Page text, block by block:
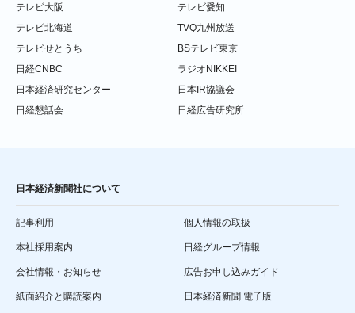
テレビ大阪
テレビ愛知
テレビ北海道
TVQ九州放送
テレビせとうち
BSテレビ東京
日経CNBC
ラジオNIKKEI
日本経済研究センター
日本IR協議会
日経懇話会
日経広告研究所
日本経済新聞社について
記事利用 個人情報の取扱
本社採用案内 日経グループ情報
会社情報・お知らせ 広告お申し込みガイド
紙面紹介と購読案内 日本経済新聞 電子版